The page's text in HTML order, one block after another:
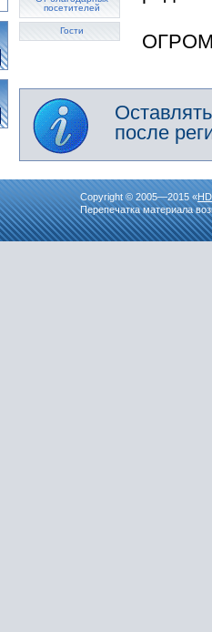
посетителей
Гости
после
Copyright © 2005—2015 «
Перепечатка материала